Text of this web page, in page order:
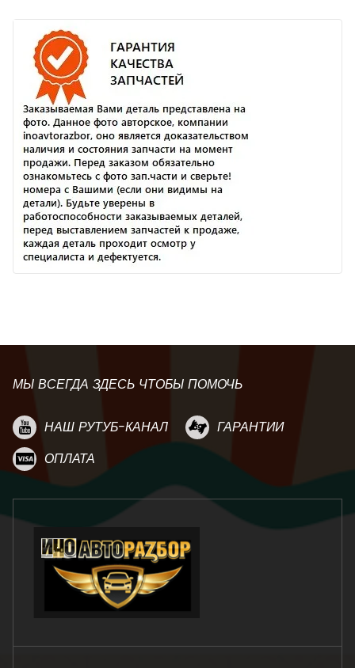
МЫ ВСЕГДА ЗДЕСЬ ЧТОБЫ ПОМОЧЬ
НАШ РУТУБ-КАНАЛ
ГАРАНТИИ
ОПЛАТА